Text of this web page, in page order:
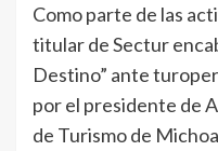
Como parte de las
titular de Sectur
Destino” ante
por el presidente de
de Turismo de